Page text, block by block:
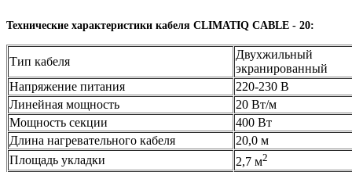
Технические характеристики кабеля CLIMATIQ CABLE - 20:
Тип кабеля
Двухжильный
экранированный
Напряжение питания
220-230 В
Линейная мощность
20 Вт/м
Мощность секции
400 Вт
Длина нагревательного кабеля
20,0 м
Площадь укладки
2,7 м2